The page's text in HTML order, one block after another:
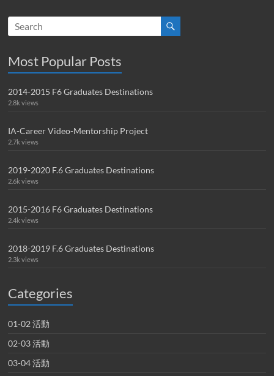
Most Popular Posts
2014-2015 F6 Graduates Destinations
2.8k views
IA-Career Video-Mentorship Project
2.7k views
2019-2020 F.6 Graduates Destinations
2.6k views
2015-2016 F6 Graduates Destinations
2.4k views
2018-2019 F.6 Graduates Destinations
2.3k views
Categories
01-02 活動
02-03 活動
03-04 活動